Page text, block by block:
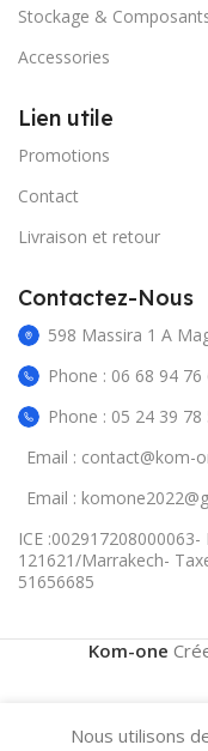
Stockage &
Accessories
Lien utile
Promotions
Contact
Livraison et retour
Contactez-Nous
598 Massira 1 A
Phone : 06 68 94 76
Phone : 05 24 39 78
Email : contact@kom-
Email :
ICE
121621/Marrakech-
51656685
Kom-one
Nous utilisons
0